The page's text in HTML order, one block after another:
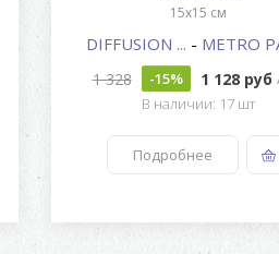
15x15 см
DIFFUSION ... - METRO
1 328 -15% 1 128 руб
В наличии: 17 шт
Подробнее